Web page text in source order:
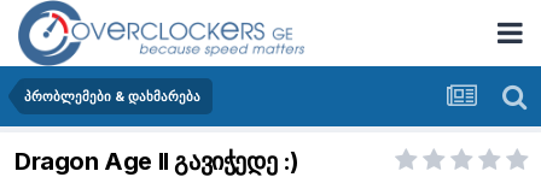
პრობლემები & დახმარება
Dragon Age II გავიჭედე :)